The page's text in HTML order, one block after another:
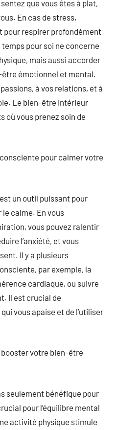
que vous êtes à plat,
En cas de stress,
pour respirer profondément
pour soi ne concerne
mais aussi accorder
être émotionnel et mental.
à vos relations, et à
Le bien-être intérieur
où vous prenez soin de
pour calmer votre
un outil puissant pour
calme. En vous
vous pouvez ralentir
l’anxiété, et vous
Il y a plusieurs
par exemple, la
cardiaque, ou suivre
Il est crucial de
vous apaise et de l’utiliser
booster votre bien-être
seulement bénéfique pour
pour l’équilibre mental
activité physique stimule